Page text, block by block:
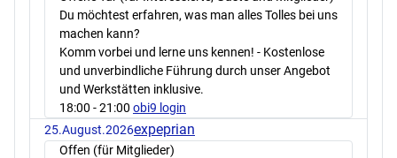
Du möchtest erfahren, was man alles Tolles bei uns
machen kann?
Komm vorbei und lerne uns kennen! - Kostenlose
und unverbindliche Führung durch unser Angebot
und Werkstätten inklusive.
18:00 - 21:00 obi9 login
25.August.2026expeprian
Offen (für Mitglieder)